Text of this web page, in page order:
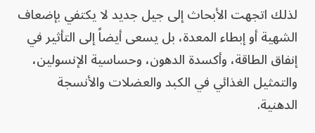
لذلك اتجهت الأبحاث إلى جيل جديد لا يكتفي بإضعاف
الشهية أو إبطاء المعدة، بل يسعى أيضاً إلى التأثير في
إنفاق الطاقة، وأكسدة الدهون، وحساسية الإنسولين،
والتمثيل الغذائي في الكبد والعضلات والأنسجة
الدهنية.